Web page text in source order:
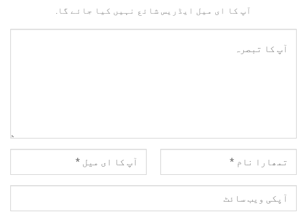
آپ کا ای میل ایڈریس شائع نہیں کیا جائے گا.